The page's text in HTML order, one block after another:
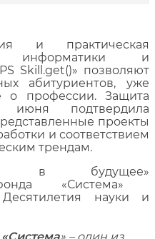
и практическая
и
Skill.get()» позволяют
абитуриентов, уже
о профессии. Защита
подтвердила
проекты
и соответствием
трендам.
в будущее»
«Система»
науки и